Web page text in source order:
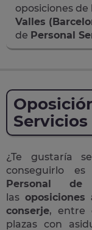
oposiciones de
Valles
de Personal
Servicios
¿Te gustaría
conseguirlo
Personal de
las
conserje, entre
plazas con